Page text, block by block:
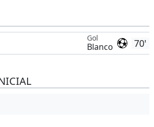
70'
Gol
Blanco